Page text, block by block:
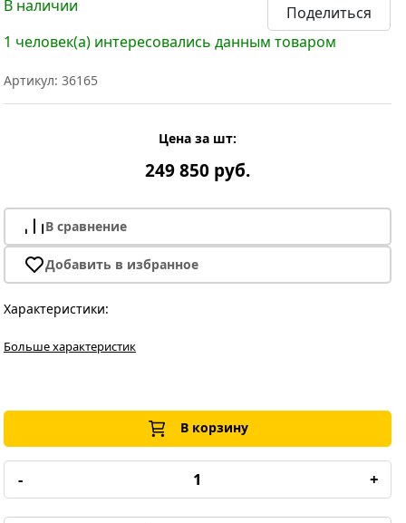
В наличии
Поделиться
1 человек(а) интересовались данным товаром
Артикул: 36165
Цена за шт:
249 850 руб.
В сравнение
Добавить в избранное
Характеристики:
Больше характеристик
В корзину
- +